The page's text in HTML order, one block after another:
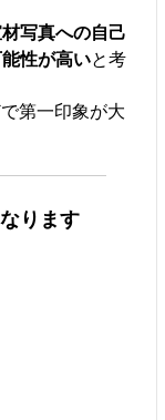
写真への自己
性が高いと考
第一印象が大
ります